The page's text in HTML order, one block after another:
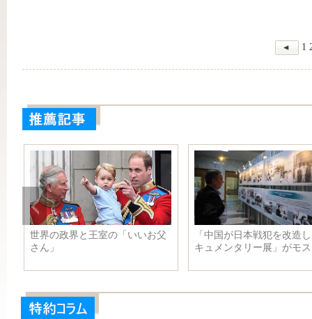
1
世界の政界と王室の「いいお父
さん」
「中国が日本戦犯を改造
キュメンタリー展」がモ